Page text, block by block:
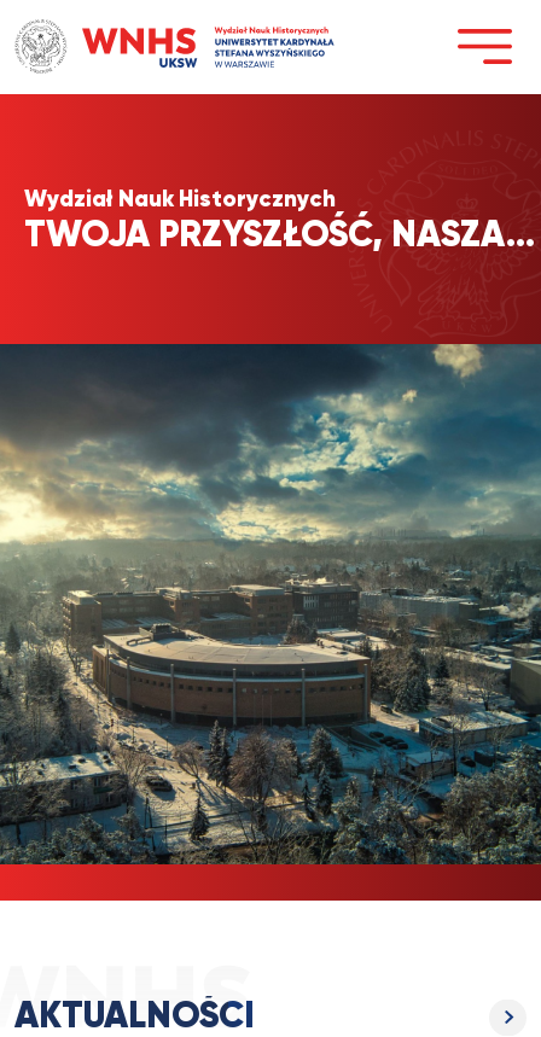
do
treści
Wydział Nauk Historycznych
TWOJA PRZYSZŁOŚĆ, NASZA…
AKTUALNOŚCI